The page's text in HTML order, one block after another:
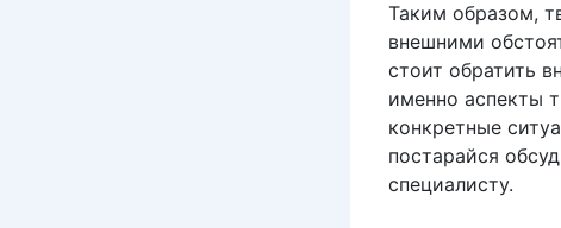
Таким образом,
внешними
стоит обратить
именно аспекты
конкретные
постарайся
специалисту.